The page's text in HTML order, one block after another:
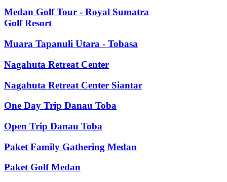
Medan Golf Tour - Royal Sumatra
Golf Resort
Muara Tapanuli Utara - Tobasa
Nagahuta Retreat Center
Nagahuta Retreat Center Siantar
One Day Trip Danau Toba
Open Trip Danau Toba
Paket Family Gathering Medan
Paket Golf Medan